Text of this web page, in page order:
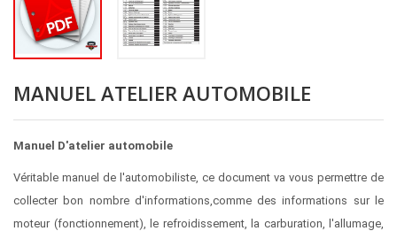
MANUEL ATELIER AUTOMOBILE
Manuel D'atelier automobile
Véritable manuel de l'automobiliste, ce document va vous permettre de
collecter bon nombre d'informations,comme des informations sur le
moteur (fonctionnement), le refroidissement, la carburation, l'allumage,